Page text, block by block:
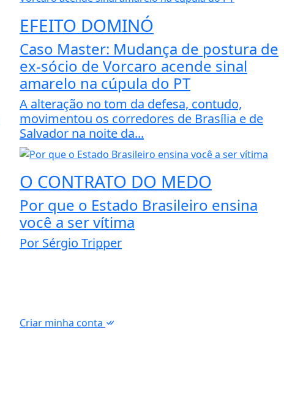
EFEITO DOMINÓ
Caso Master: Mudança de postura de
ex-sócio de Vorcaro acende sinal
amarelo na cúpula do PT
A alteração no tom da defesa, contudo,
movimentou os corredores de Brasília e de
Salvador na noite da...
O CONTRATO DO MEDO
Por que o Estado Brasileiro ensina
você a ser vítima
Por Sérgio Tripper
Criar minha conta